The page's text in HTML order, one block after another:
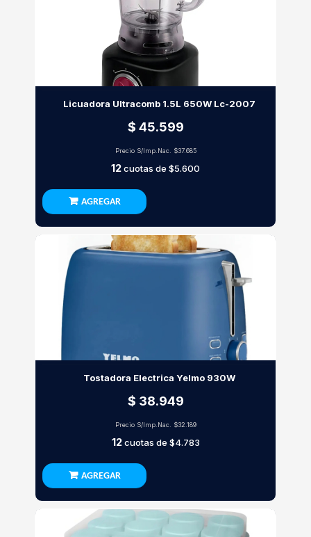
Licuadora Ultracomb 1.5L 650W Lc-2007
$ 45.599
Precio S/Imp.Nac. $37.685
12cuotas de $5.600
AGREGAR
Tostadora Electrica Yelmo 930W
$ 38.949
Precio S/Imp.Nac. $32.189
12cuotas de $4.783
AGREGAR